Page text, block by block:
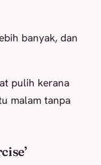
banyak, dan
pulih kerana
malam tanpa